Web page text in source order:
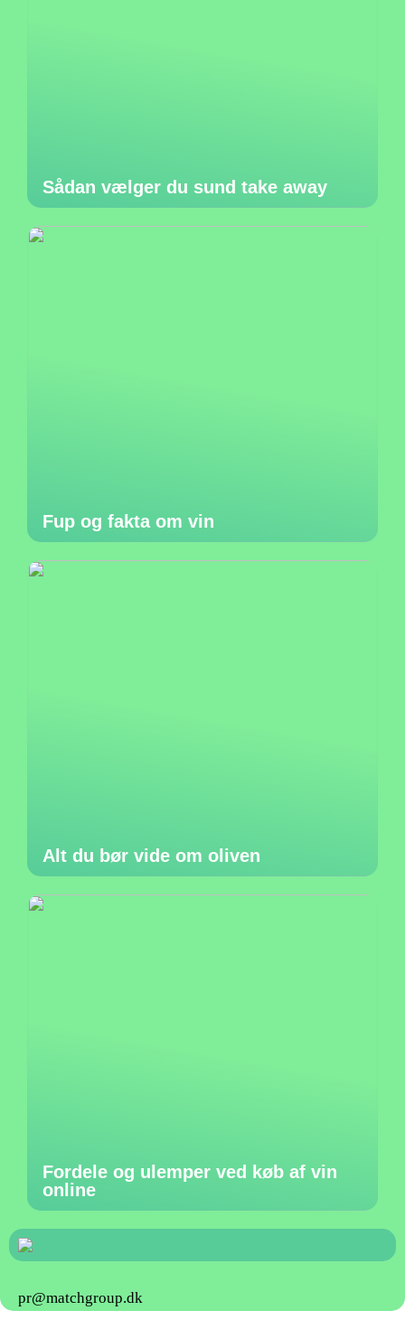
Sådan vælger du sund take away
Fup og fakta om vin
Alt du bør vide om oliven
Fordele og ulemper ved køb af vin
online
pr@matchgroup.dk